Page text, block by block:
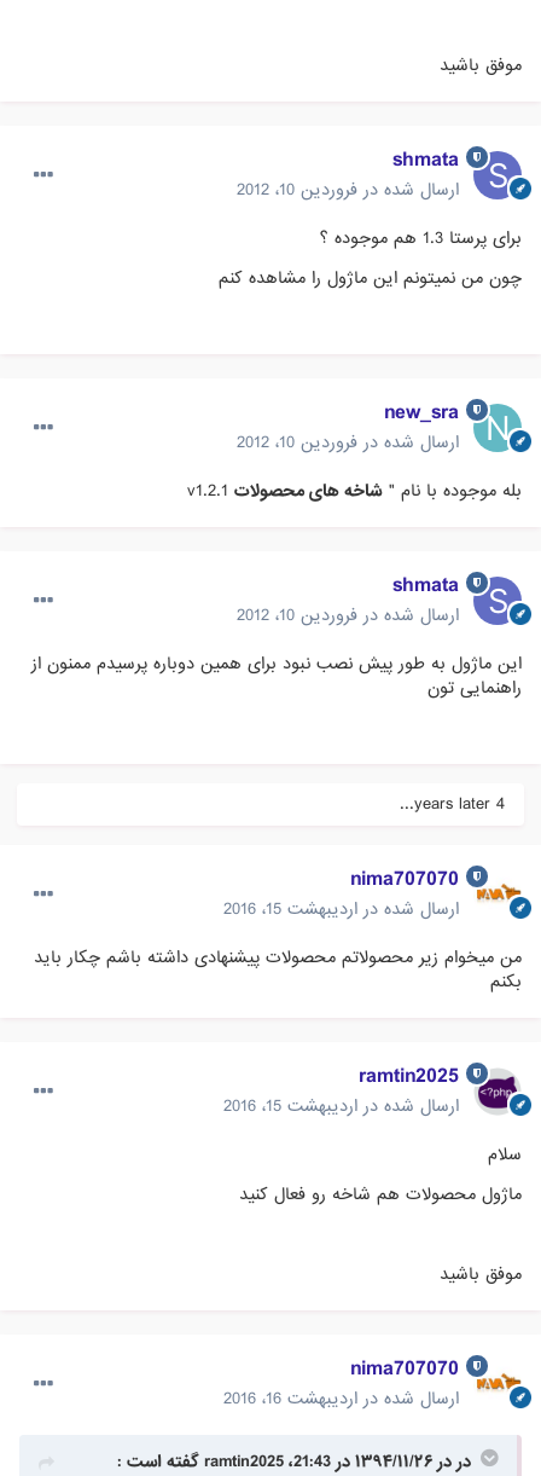
موفق باشید
shmata
ارسال شده در فروردین 10، 2012
برای پرستا 1.3 هم موجوده ؟
چون من نمیتونم این ماژول را مشاهده کنم
new_sra
ارسال شده در فروردین 10، 2012
بله موجوده با نام " شاخه های محصولاتv1.2.1
shmata
ارسال شده در فروردین 10، 2012
این ماژول به طور پیش نصب نبود برای همین دوباره پرسیدم ممنون از
راهنمایی تون
4 years later...
nima707070
ارسال شده در اردیبهشت 15، 2016
من میخوام زیر محصولاتم محصولات پیشنهادی داشته باشم چکار باید
بکنم
ramtin2025
ارسال شده در اردیبهشت 15، 2016
سلام
ماژول محصولات هم شاخه رو فعال کنید
موفق باشید
nima707070
ارسال شده در اردیبهشت 16، 2016
در در ۱۳۹۴/۱۱/۲۶ در 21:43، ramtin2025 گفته است :